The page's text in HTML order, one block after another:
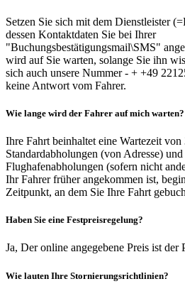
Setzen Sie sich mit dem Dienstleister
dessen Kontaktdaten Sie bei Ihrer
"Buchungsbestätigungsmail\SMS"
wird auf Sie warten, solange Sie ihn
sich auch unsere Nummer - + +49
keine Antwort vom Fahrer.
Wie lange wird der Fahrer auf mich warten?
Ihre Fahrt beinhaltet eine Wartezeit
Standardabholungen (von Adresse)
Flughafenabholungen (sofern nicht
Ihr Fahrer früher angekommen ist,
Zeitpunkt, an dem Sie Ihre Fahrt
Haben Sie eine Festpreisregelung?
Ja, Der online angegebene Preis ist der
Wie lauten Ihre Stornierungsrichtlinien?